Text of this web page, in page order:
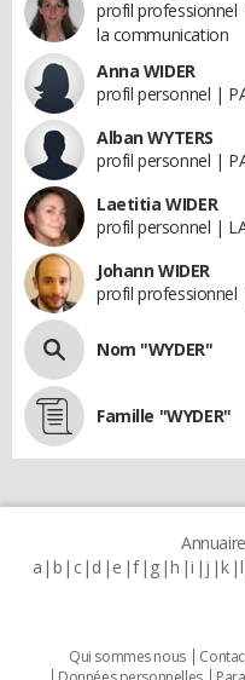
profil professionnel
la communication
Anna WIDER
profil personnel |
Alban WYTERS
profil personnel |
Laetitia WIDER
profil personnel |
Johann WIDER
profil professionnel
Nom "WYDER"
Famille "WYDER"
a b c d e f g h i j k l
Qui sommes nous